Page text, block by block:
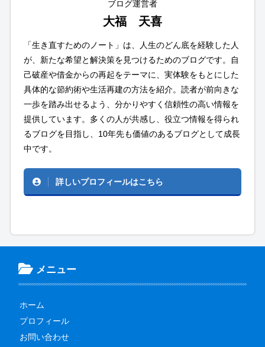
ブログ運営者
大福 天喜
「生き直すためのノート」は、人生のどん底を経験した人
が、新たな希望と解決策を見つけるためのブログです。自
己破産や借金からの再起をテーマに、実体験をもとにした
具体的な節約術や生活再建の方法を紹介。読者が前向きな
一歩を踏み出せるよう、分かりやすく信頼性の高い情報を
提供しています。多くの人が共感し、役立つ情報を得られ
るブログを目指し、10年先も価値のあるブログとして成長
中です。
詳しいプロフィールはこちら
メニュー
ホーム
プロフィール
お問い合わせ